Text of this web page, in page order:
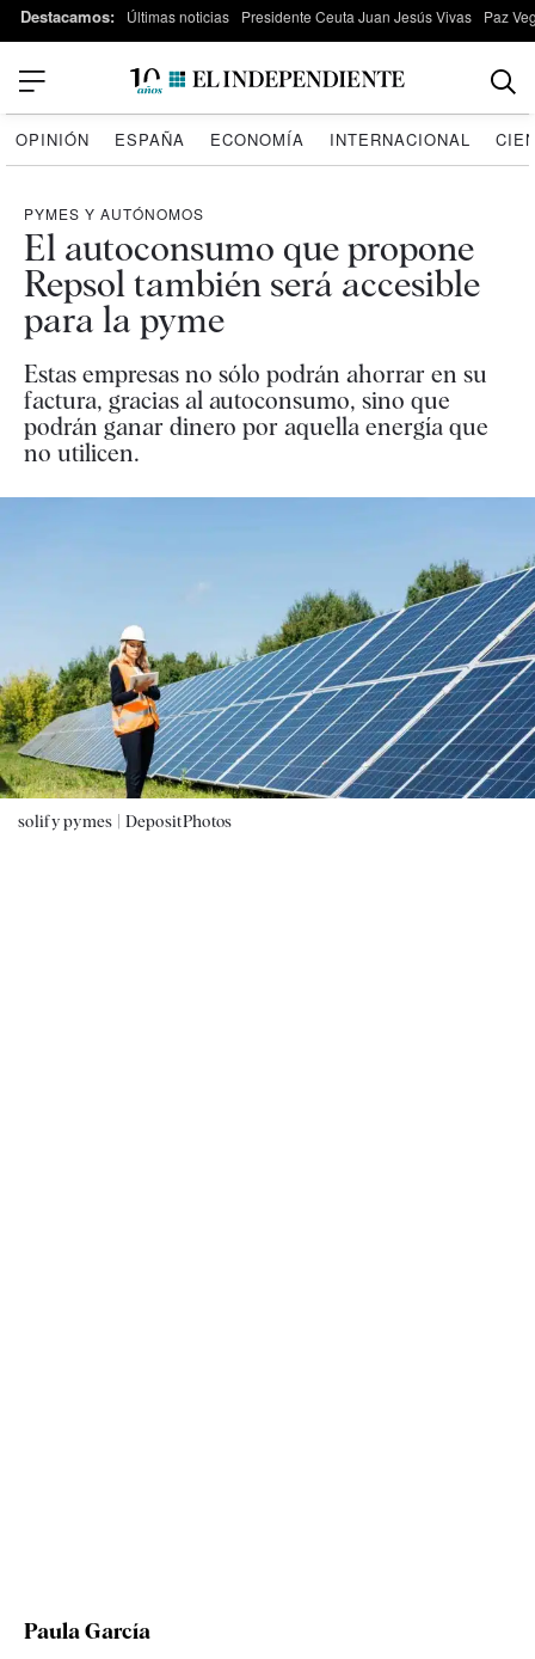
Destacamos: Últimas noticias Presidente Ceuta Juan Jesús Vivas Paz
OPINIÓN ESPAÑA ECONOMÍA INTERNACIONAL
PYMES Y AUTÓNOMOS
El autoconsumo que propone
Repsol también será accesible
para la pyme
Estas empresas no sólo podrán ahorrar en su
factura, gracias al autoconsumo, sino que
podrán ganar dinero por aquella energía que
no utilicen.
solify pymes | DepositPhotos
Paula García